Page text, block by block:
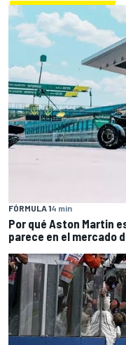
FÓRMULA 14 min
Por qué Aston Martin
parece en el mercado